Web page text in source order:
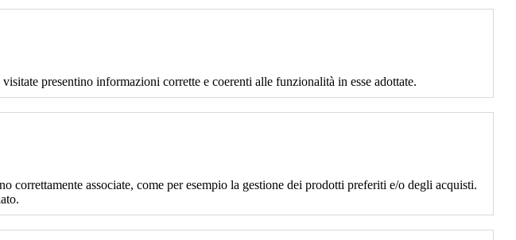
presentino informazioni corrette e coerenti alle funzionalità in esse adottate.
associate, come per esempio la gestione dei prodotti preferiti e/o degli acquisti.